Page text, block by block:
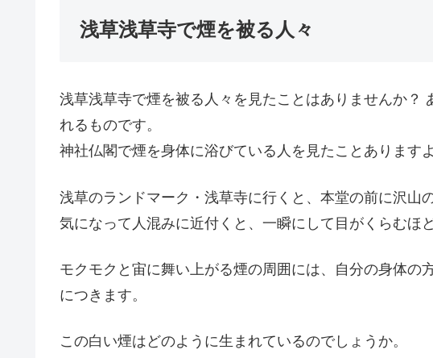
浅草浅草寺で煙を被る人々
浅草浅草寺で煙を被る人々を見たことはありませんか？
れるものです。
神社仏閣で煙を身体に浴びている人を見たことあります
浅草のランドマーク・浅草寺に行くと、本堂の前に沢山
気になって人混みに近付くと、一瞬にして目がくらむほ
モクモクと宙に舞い上がる煙の周囲には、自分の身体の
につきます。
この白い煙はどのように生まれているのでしょうか。